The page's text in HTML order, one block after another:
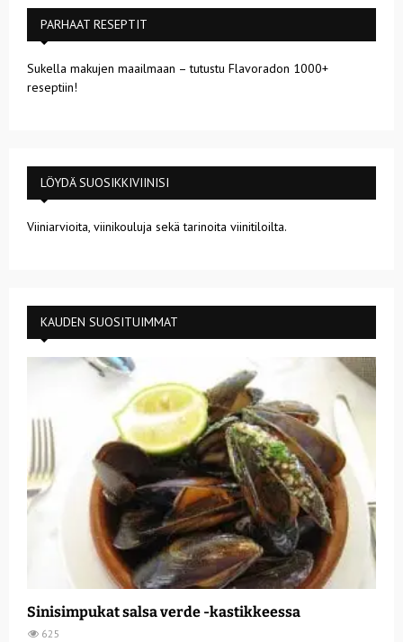
PARHAAT RESEPTIT
Sukella makujen maailmaan – tutustu Flavoradon 1000+
reseptiin!
LÖYDÄ SUOSIKKIVIINISI
Viiniarvioita, viinikouluja sekä tarinoita viinitiloilta.
KAUDEN SUOSITUIMMAT
Sinisimpukat salsa verde -kastikkeessa
625